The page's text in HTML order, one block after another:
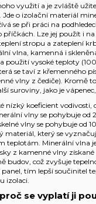
využití a je zvláště
o izolační materiál
se při práci na
Lze jej použít i na
stropu a zateplení
vlna, kamenná i
použití vysoké teploty
se taví z křemenného
vlny z čediče). Kromě
suroviny, jako je
nízký koeficient vodivosti,
vlny se pohybuje od
vlny se pohybuje od
materiál, který se
teplotám. Minerální vlna
z kamenné vlny
budov, což zvyšuje
tím lepší součinitel
izolaci.
se vyplatí ji